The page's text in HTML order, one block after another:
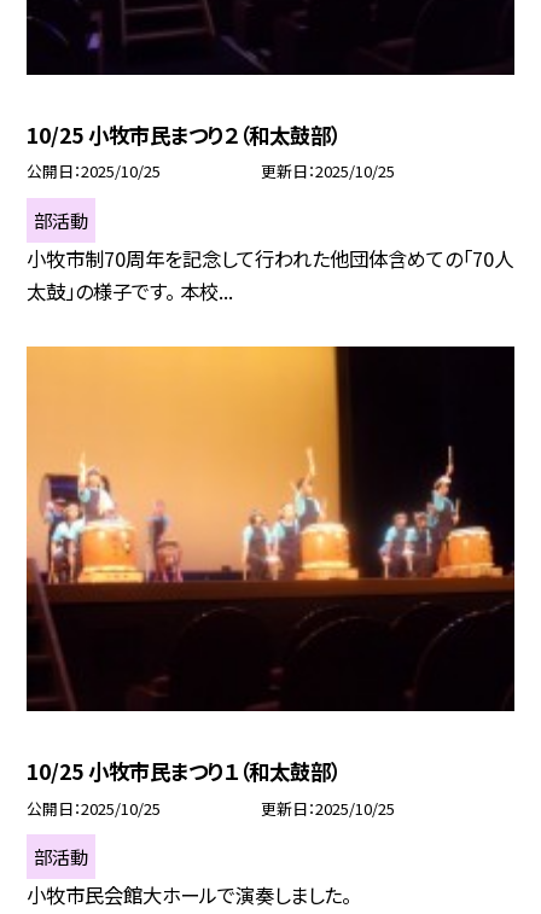
10/25 小牧市民まつり２（和太鼓部）
公開日 2025/10/25 更新日 2025/10/25
部活動
小牧市制70周年を記念して行われた他団体含めての「70人
太鼓」の様子です。 本校...
10/25 小牧市民まつり１（和太鼓部）
公開日 2025/10/25 更新日 2025/10/25
部活動
小牧市民会館大ホールで演奏しました。